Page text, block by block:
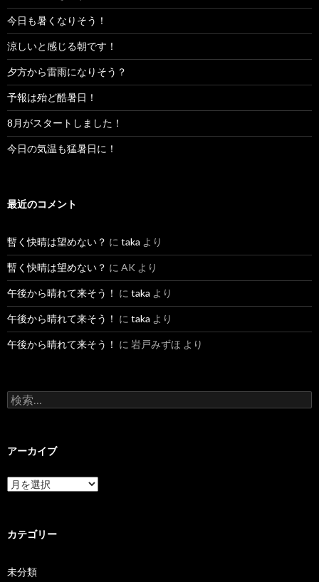
今日も暑くなりそう！
涼しいと感じる朝です！
夕方から雷雨になりそう？
予報は殆ど酷暑日！
8月がスタートしました！
今日の気温も猛暑日に！
最近のコメント
暫く快晴は望めない？ に taka より
暫く快晴は望めない？ に AK より
午後から晴れて来そう！ に taka より
午後から晴れて来そう！ に taka より
午後から晴れて来そう！ に 岩戸みずほ より
検索:
アーカイブ
アーカイブ
カテゴリー
未分類